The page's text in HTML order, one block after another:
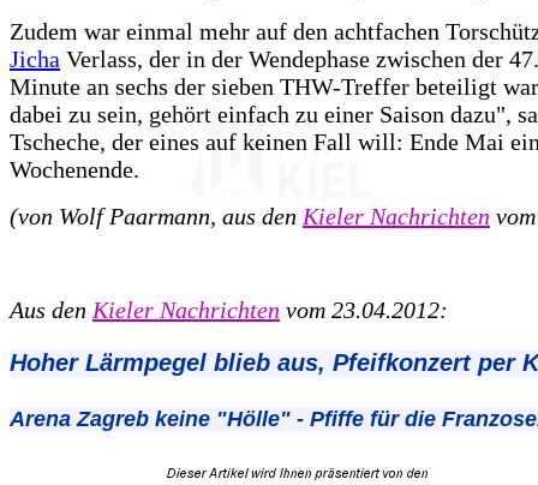
Zudem war einmal mehr auf den achtfachen
Jicha Verlass, der in der Wendephase zwischen der
Minute an sechs der sieben THW-Treffer beteiligt
dabei zu sein, gehört einfach zu einer Saison dazu",
Tscheche, der eines auf keinen Fall will: Ende Mai
Wochenende.
(von Wolf Paarmann, aus den Kieler Nachrichten
Aus den Kieler Nachrichten vom 23.04.2012:
Hoher Lärmpegel blieb aus, Pfeifkonzert per
Arena Zagreb keine "Hölle" - Pfiffe für die